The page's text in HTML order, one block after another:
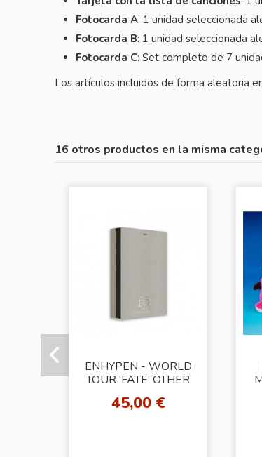
Fotocarda A: 1 unidad seleccionada
Fotocarda B: 1 unidad seleccionada
Fotocarda C: Set completo de 7
Los artículos incluidos de forma aleatoria
16 otros productos en la misma
ENHYPEN - WORLD
TOUR ‘FATE’ OTHER
45,00 €